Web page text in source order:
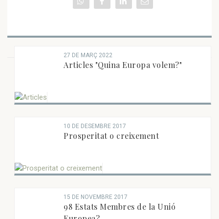
27 DE MARÇ 2022
Articles "Quina Europa volem?"
10 DE DESEMBRE 2017
Prosperitat o creixement
15 DE NOVEMBRE 2017
98 Estats Membres de la Unió